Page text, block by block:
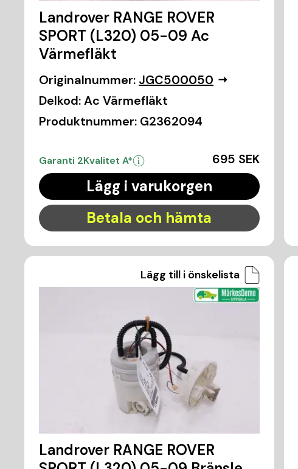
Landrover RANGE ROVER
SPORT (L320) 05-09 Ac
Värmefläkt
Originalnummer: JGC500050
Delkod:Ac Värmefläkt
Produktnummer: G2362094
Garanti 2Kvalitet A* 695 SEK
Lägg i varukorgen
Betala och hämta
Lägg till i önskelista
Landrover RANGE ROVER